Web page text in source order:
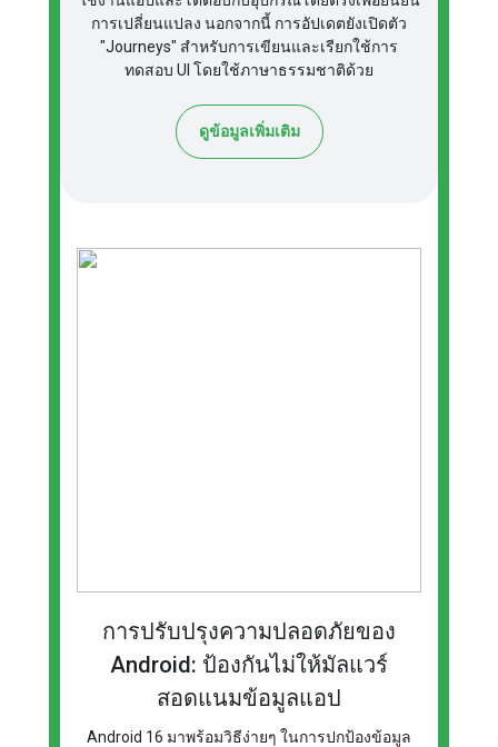
การเปลี่ยนแปลง นอกจากนี้ การอัปเดตยังเปิดตัว
"Journeys" สำหรับการเขียนและเรียกใช้การ
ทดสอบ UI โดยใช้ภาษาธรรมชาติด้วย
ดูข้อมูลเพิ่มเติม
การปรับปรุงความปลอดภัยของ
Android: ป้องกันไม่ให้มัลแวร์
สอดแนมข้อมูลแอป
Android 16 มาพร้อมวิธีง่ายๆ ในการปกป้องข้อมูล